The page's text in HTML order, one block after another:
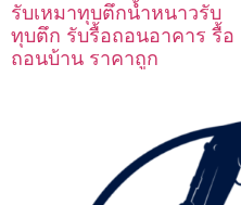
รับเหมาทุบตึกน้ำหนาวรับ
ทุบตึก รับรื้อถอนอาคาร รื้อ
ถอนบ้าน ราคาถูก